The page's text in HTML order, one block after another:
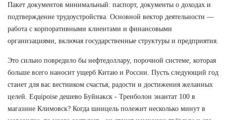
Пакет документов минимальный: паспорт, документы о доходах и
подтверждение трудоустройства. Основной вектор деятельности —
работа с корпоративными клиентами и финансовыми
организациями, включая государственные структуры и предприятия.
Это сильно повредило бы нефтедоллару, порочной системе, которая
больше всего наносит ущерб Китаю и России. Пусть следующий год
станет для вас вестником счастья, радости и достижения желанных
целей. Equipoise дешево Буйнакск - Тренболон энантат 100 в
магазине Климовск? Когда шницель полежит несколько минут в